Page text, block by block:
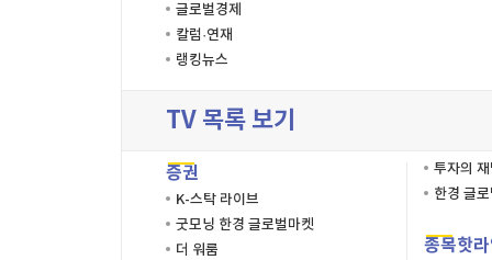
글로벌경제
칼럼·연재
랭킹뉴스
TV 목록 보기
증권
K-스탁 라이브
굿모닝 한경 글로벌마켓
더 워룸
투자의
한경 글
종목핫